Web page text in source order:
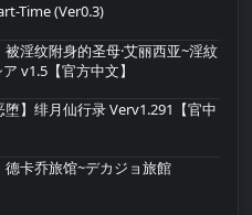
Time (Ver0.3)
淫纹附身的圣母·艾丽西亚~淫紋
v1.5【官方中文】
】绯月仙行录 Verv1.291【官中
卡乔旅馆~デカジョ旅館